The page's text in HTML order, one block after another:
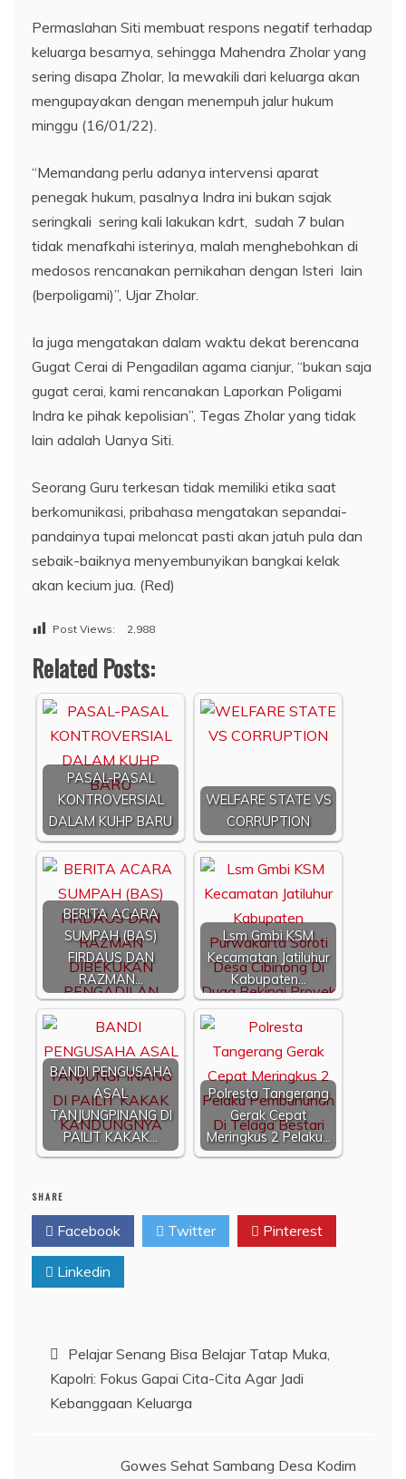
Permaslahan Siti membuat respons negatif terhadap
keluarga besarnya, sehingga Mahendra Zholar yang
sering disapa Zholar, Ia mewakili dari keluarga akan
mengupayakan dengan menempuh jalur hukum
minggu (16/01/22).
“Memandang perlu adanya intervensi aparat
penegak hukum, pasalnya Indra ini bukan sajak
seringkali sering kali lakukan kdrt, sudah 7 bulan
tidak menafkahi isterinya, malah menghebohkan di
medosos rencanakan pernikahan dengan Isteri lain
(berpoligami)”, Ujar Zholar.
Ia juga mengatakan dalam waktu dekat berencana
Gugat Cerai di Pengadilan agama cianjur, “bukan saja
gugat cerai, kami rencanakan Laporkan Poligami
Indra ke pihak kepolisian”, Tegas Zholar yang tidak
lain adalah Uanya Siti.
Seorang Guru terkesan tidak memiliki etika saat
berkomunikasi, pribahasa mengatakan sepandai-
pandainya tupai meloncat pasti akan jatuh pula dan
sebaik-baiknya menyembunyikan bangkai kelak
akan kecium jua. (Red)
Post Views: 2,988
Related Posts:
PASAL-PASAL
KONTROVERSIAL
DALAM KUHP BARU
WELFARE STATE VS
CORRUPTION
BERITA ACARA
SUMPAH (BAS)
FIRDAUS DAN
RAZMAN…
Lsm Gmbi KSM
Kecamatan Jatiluhur
Kabupaten…
BANDI PENGUSAHA
ASAL
TANJUNGPINANG DI
PAILIT KAKAK…
Polresta Tangerang
Gerak Cepat
Meringkus 2 Pelaku…
SHARE
Facebook Twitter Pinterest
Linkedin
Navigasi
pos
Pelajar Senang Bisa Belajar Tatap Muka,
Kapolri: Fokus Gapai Cita-Cita Agar Jadi
Kebanggaan Keluarga
Gowes Sehat Sambang Desa Kodim